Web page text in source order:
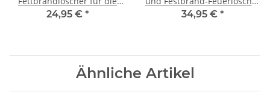
Küche (2er-Pack)
24,95 € *
im 2er Pack
34,95 € *
Ähnliche Artikel